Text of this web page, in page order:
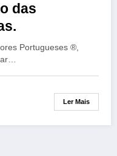
das
Portugueses ®,
Ler Mais